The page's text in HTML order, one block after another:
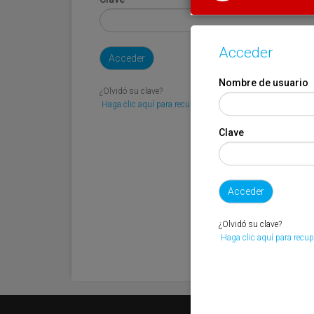
¿Olvidó su clave?
Haga clic aquí para recuperarla.
Acceder
Nombre de usuario
Clave
¿Olvidó su clave?
Haga clic aquí para